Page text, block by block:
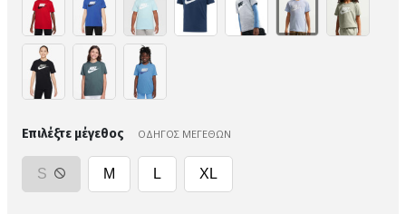
Επιλέξτε μέγεθος ΟΔΗΓΟΣ ΜΕΓΕΘΩΝ
S M L XL